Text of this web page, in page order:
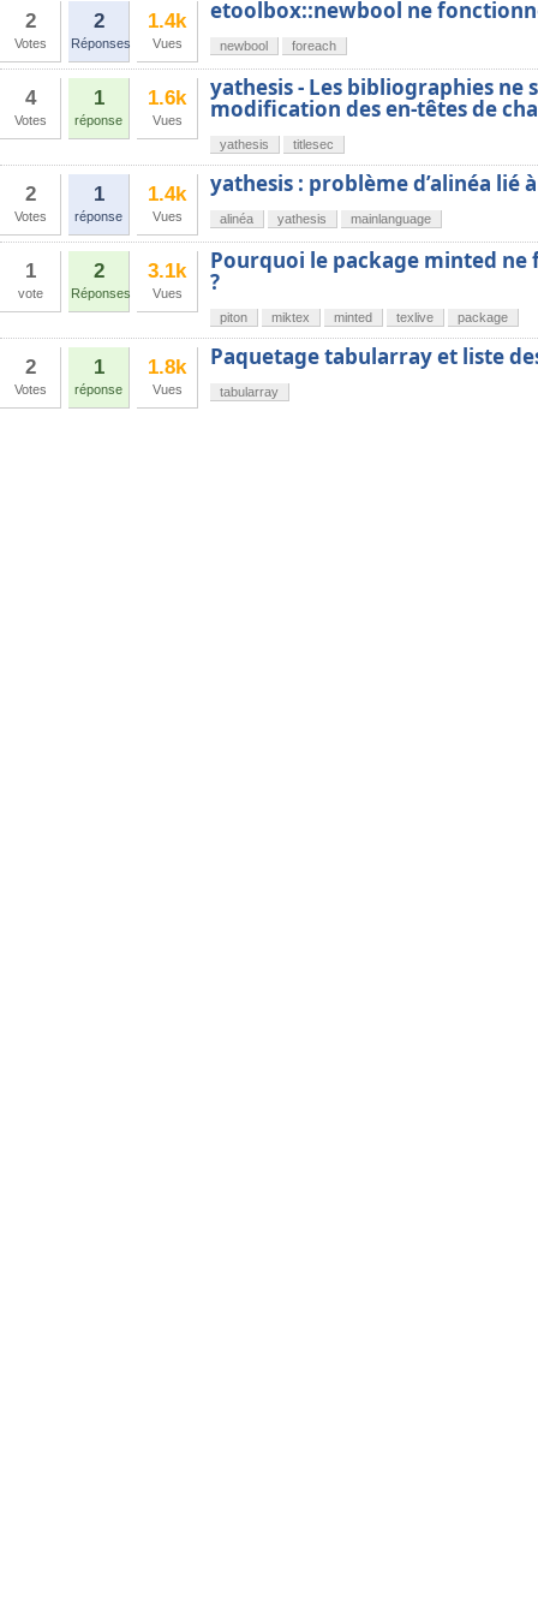
2
Votes
2
Réponses
1.4k
Vues
etoolbox::newbool ne
newbool foreach
4
Votes
1
réponse
1.6k
Vues
yathesis - Les bibliographies ne
modification des en-têtes de
yathesis titlesec
2
Votes
1
réponse
1.4k
Vues
yathesis : problème d’alinéa lié
alinéa yathesis mainlanguage
1
vote
2
Réponses
3.1k
Vues
Pourquoi le package minted ne
?
piton miktex minted texlive package
2
Votes
1
réponse
1.8k
Vues
Paquetage tabularray et liste
tabularray